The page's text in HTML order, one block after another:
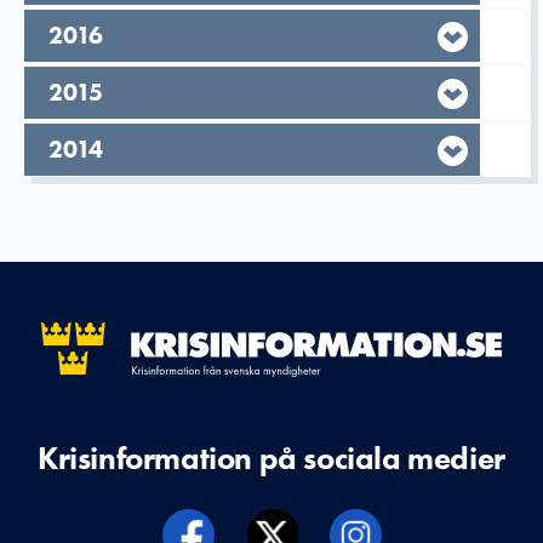
År,
2016
År,
2015
År,
2014
Krisinformation på sociala medier